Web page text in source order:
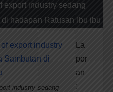
export industry sedang
hadapan Ratusan Ibu ibu
industry sedang
La
por
an
: